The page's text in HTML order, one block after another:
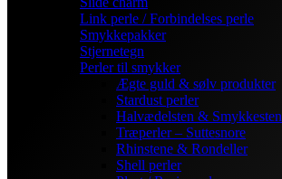
Link perle / Forbindelses perle
Smykkepakker
Stjernetegn
Perler til smykker
Ægte guld & sølv produkter
Stardust perler
Halvædelsten & Smykkesten
Træperler – Suttesnore
Rhinstene & Rondeller
Shell perler